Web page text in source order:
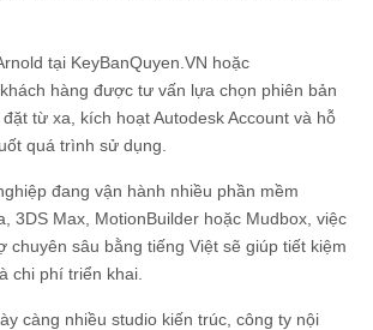
tại KeyBanQuyen.VN hoặc
hàng được tư vấn lựa chọn phiên bản
từ xa, kích hoạt Autodesk Account và hỗ
quá trình sử dụng.
đang vận hành nhiều phần mềm
3DS Max, MotionBuilder hoặc Mudbox, việc
chuyên sâu bằng tiếng Việt sẽ giúp tiết kiệm
chi phí triển khai.
càng nhiều studio kiến trúc, công ty nội